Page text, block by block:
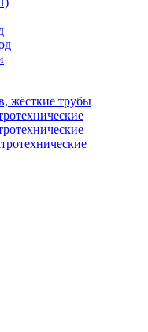
жёсткие трубы